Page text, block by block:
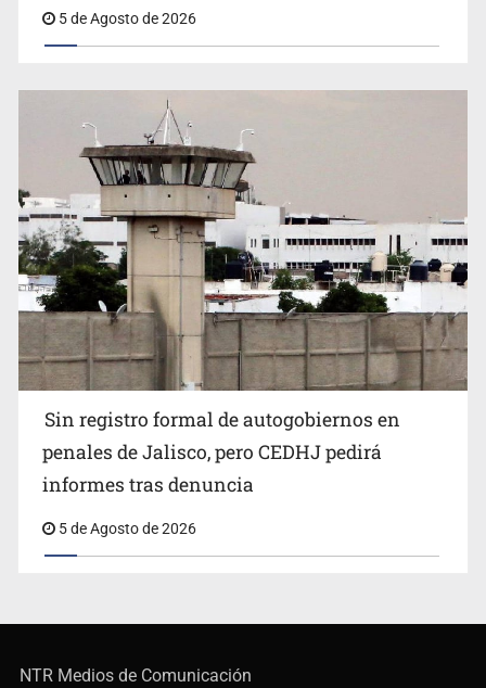
5 de Agosto de 2026
Sin registro formal de autogobiernos en
penales de Jalisco, pero CEDHJ pedirá
informes tras denuncia
5 de Agosto de 2026
NTR Medios de Comunicación